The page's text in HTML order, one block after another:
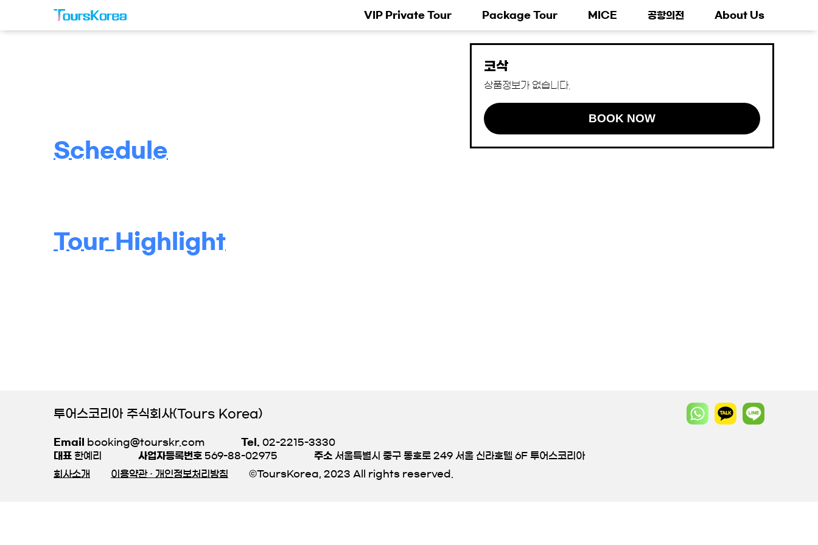
VIP Private Tour Package Tour MICE 공항의전 About Us
코삭
상품정보가 없습니다.
BOOK NOW
Schedule
Tour Highlight
투어스코리아 주식회사(Tours Korea)
Email booking@tourskr.com Tel.
02-2215-3330
대표 한예리 사업자등록번호 569-88-02975 주소 서울특별시 중구 동호로 249 서울 신라호텔 6F 투어스코리아
회사소개
이용약관 · 개인정보처리방침 ©ToursKorea, 2023 All rights reserved.